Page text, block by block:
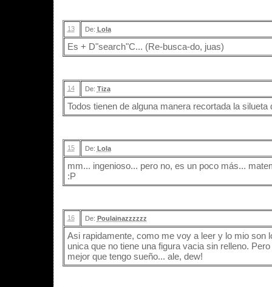
13 De: Lola
Es + D"search"C... (Re-busca-do, juas)
14 De: Tiza
Todos tienen de alguna manera recortada la
15 De: Lola
mm... ingenioso... pero no, es un poco más...
:P
16 De: Poulainazzzzzz
Asi rapidamente, como me voy a leer y lo mio son
unica que no tiene una figura vacia sin relleno.
mejor que tengo sueño... ale, dew!